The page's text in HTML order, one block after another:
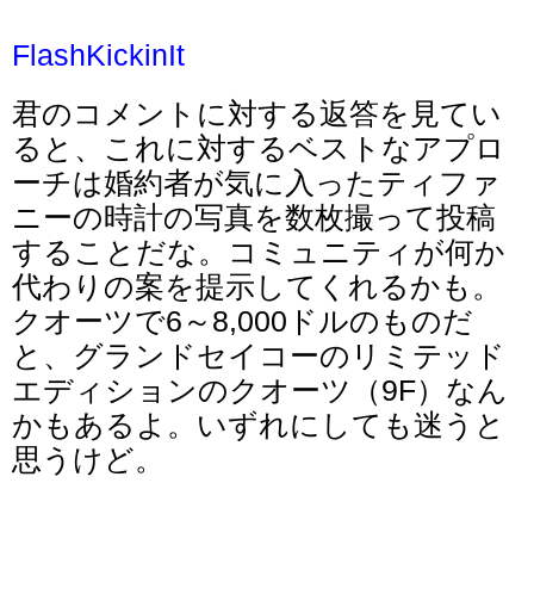
FlashKickinIt
君のコメントに対する返答を見てい
ると、これに対するベストなアプロ
ーチは婚約者が気に入ったティファ
ニーの時計の写真を数枚撮って投稿
することだな。コミュニティが何か
代わりの案を提示してくれるかも。
クオーツで6～8,000ドルのものだ
と、グランドセイコーのリミテッド
エディションのクオーツ（9F）なん
かもあるよ。いずれにしても迷うと
思うけど。